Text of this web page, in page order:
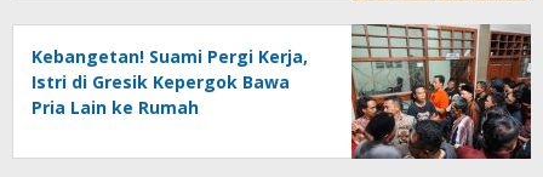
Kebangetan! Suami Pergi Kerja,
Istri di Gresik Kepergok Bawa
Pria Lain ke Rumah